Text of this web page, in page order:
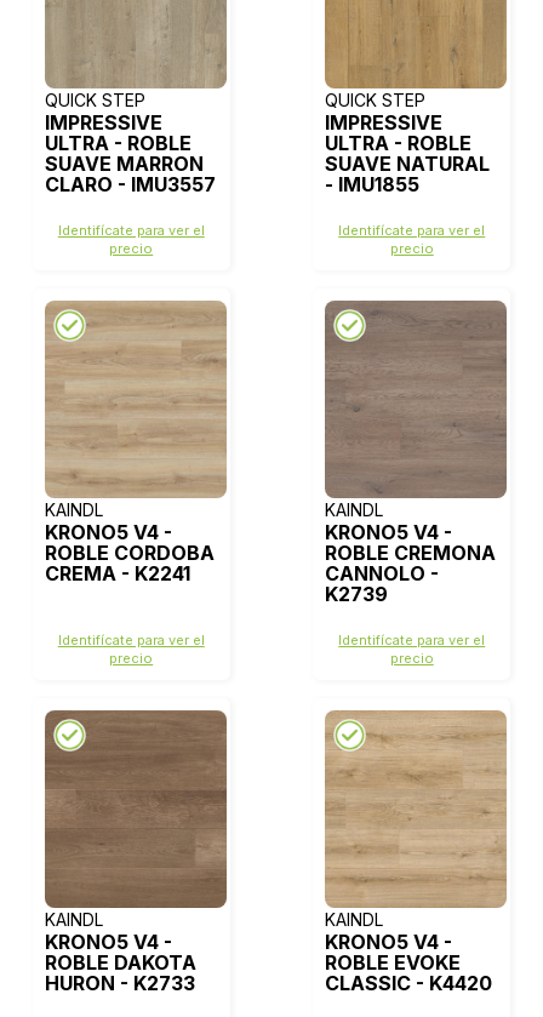
QUICK STEP
IMPRESSIVE
ULTRA - ROBLE
SUAVE MARRON
CLARO - IMU3557
Identifícate para ver el
precio
QUICK STEP
IMPRESSIVE
ULTRA - ROBLE
SUAVE NATURAL
- IMU1855
Identifícate para ver el
precio
KAINDL
KRONO5 V4 -
ROBLE CORDOBA
CREMA - K2241
Identifícate para ver el
precio
KAINDL
KRONO5 V4 -
ROBLE CREMONA
CANNOLO -
K2739
Identifícate para ver el
precio
KAINDL
KRONO5 V4 -
ROBLE DAKOTA
HURON - K2733
KAINDL
KRONO5 V4 -
ROBLE EVOKE
CLASSIC - K4420